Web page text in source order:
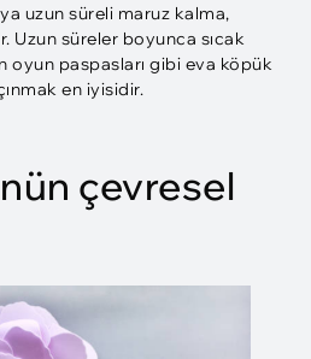
uzun süreli maruz kalma,
Uzun süreler boyunca sıcak
paspasları gibi eva köpük
en iyisidir.
çevresel